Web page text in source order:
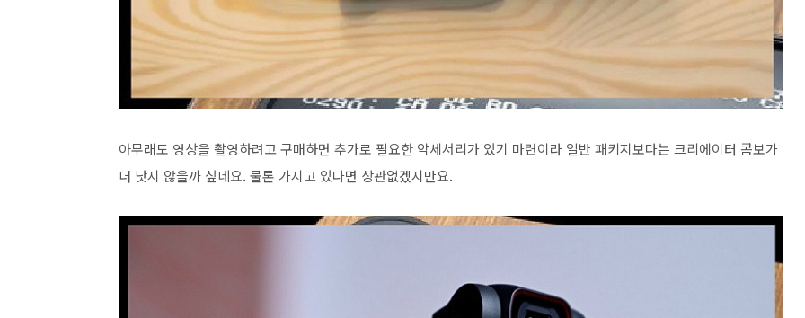
아무래도 영상을 촬영하려고 구매하면 추가로 필요한 악세서리가 있기 마련이라 일반 패키지보다는 크리에이터 콤보가
더 낫지 않을까 싶네요. 물론 가지고 있다면 상관없겠지만요.